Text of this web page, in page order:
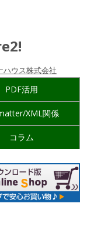
ハウス株式会社
PDF活用
XML関係
コラム